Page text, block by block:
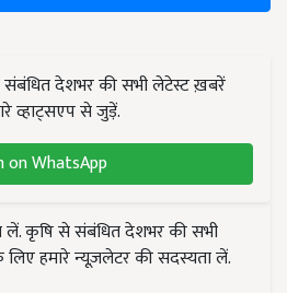
संबंधित देशभर की सभी लेटेस्ट ख़बरें
व्हाट्सएप से जुड़ें.
on WhatsApp
लें. कृषि से संबंधित देशभर की सभी
हमारे न्यूज़लेटर की सदस्यता लें.